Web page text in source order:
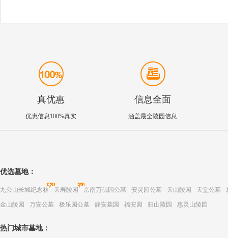
真优惠
优惠信息100%真实
信息全面
涵盖最全陵园信息
优选墓地：
九公山长城纪念林 天寿陵园 京南万佛园公墓 安灵园公墓 天山陵园 天堂公墓
金山陵园 万安公墓 极乐园公墓 静安墓园 福安园 归山陵园 惠灵山陵园
热门城市墓地：